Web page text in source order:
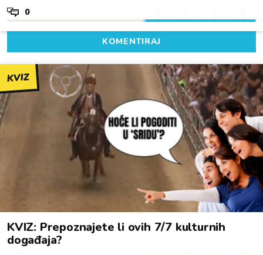
0
KOMENTIRAJ
KVIZ
KVIZ: Prepoznajete li ovih 7/7 kulturnih
događaja?